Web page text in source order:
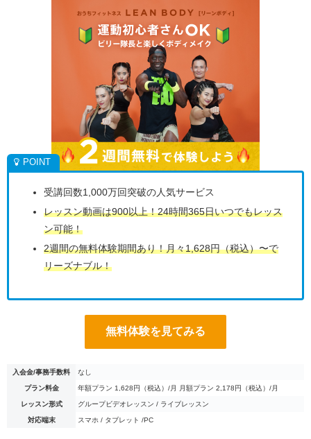
受講回数1,000万回突破の人気サービス
レッスン動画は900以上！24時間365日いつでもレッス
ン可能！
2週間の無料体験期間あり！月々1,628円（税込）〜で
リーズナブル！
無料体験を見てみる
入会金/事務手数料 なし
プラン料金 年額プラン 1,628円（税込）/月 月額プラン 2,178円（税込）/月
レッスン形式 グループビデオレッスン / ライブレッスン
対応端末 スマホ / タブレット /PC